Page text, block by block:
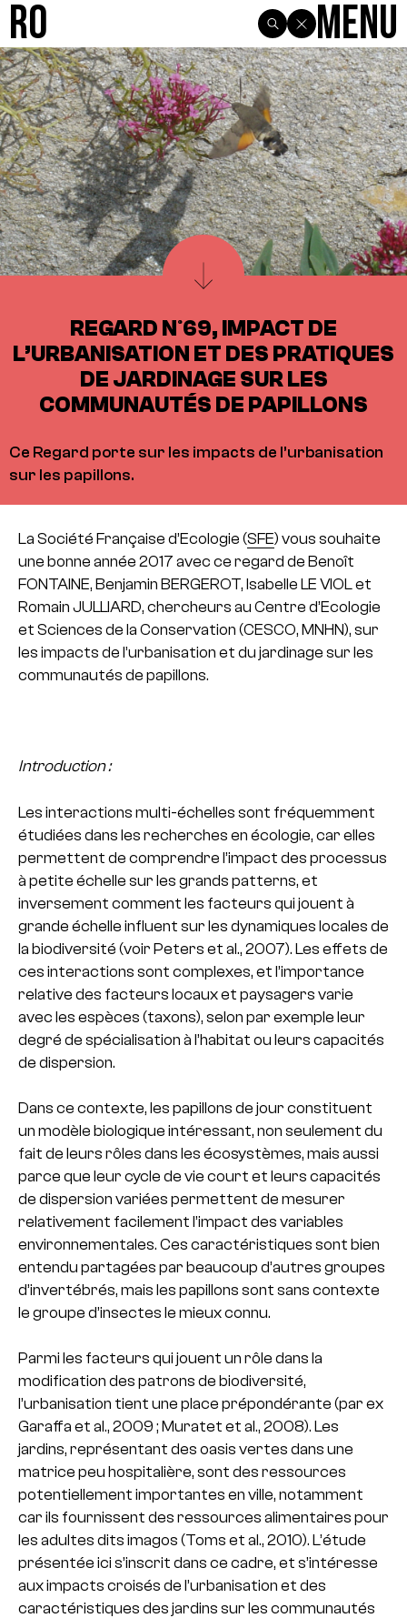
R0 Menu
REGARD N°69, IMPACT DE
L’URBANISATION ET DES PRATIQUES
DE JARDINAGE SUR LES
COMMUNAUTÉS DE PAPILLONS
Ce Regard porte sur les impacts de l’urbanisation
sur les papillons.
La Société Française d’Ecologie (SFE) vous souhaite
une bonne année 2017 avec ce regard de Benoît
FONTAINE, Benjamin BERGEROT, Isabelle LE VIOL et
Romain JULLIARD, chercheurs au Centre d’Ecologie
et Sciences de la Conservation (CESCO, MNHN), sur
les impacts de l’urbanisation et du jardinage sur les
communautés de papillons.
Introduction :
Les interactions multi-échelles sont fréquemment
étudiées dans les recherches en écologie, car elles
permettent de comprendre l’impact des processus
à petite échelle sur les grands patterns, et
inversement comment les facteurs qui jouent à
grande échelle influent sur les dynamiques locales de
la biodiversité (voir Peters et al., 2007). Les effets de
ces interactions sont complexes, et l’importance
relative des facteurs locaux et paysagers varie
avec les espèces (taxons), selon par exemple leur
degré de spécialisation à l’habitat ou leurs capacités
de dispersion.
Dans ce contexte, les papillons de jour constituent
un modèle biologique intéressant, non seulement du
fait de leurs rôles dans les écosystèmes, mais aussi
parce que leur cycle de vie court et leurs capacités
de dispersion variées permettent de mesurer
relativement facilement l’impact des variables
environnementales. Ces caractéristiques sont bien
entendu partagées par beaucoup d’autres groupes
d’invertébrés, mais les papillons sont sans contexte
le groupe d’insectes le mieux connu.
Parmi les facteurs qui jouent un rôle dans la
modification des patrons de biodiversité,
l’urbanisation tient une place prépondérante (par ex
Garaffa et al., 2009 ; Muratet et al., 2008). Les
jardins, représentant des oasis vertes dans une
matrice peu hospitalière, sont des ressources
potentiellement importantes en ville, notamment
car ils fournissent des ressources alimentaires pour
les adultes dits imagos (Toms et al., 2010). L’étude
présentée ici s’inscrit dans ce cadre, et s’intéresse
aux impacts croisés de l’urbanisation et des
caractéristiques des jardins sur les communautés